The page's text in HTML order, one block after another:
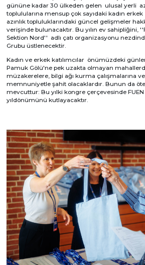
gününe kadar 30 ülkeden gelen ulusal yerli
toplulularına mensup çok sayıdaki kadın
azınlık topluluklarındaki güncel gelişmeler
verişinde bulunacaktır. Bu yılın ev sahipliğini,
Sektion Nord'' adlı çatı organizasyonu
Grubu üstlenecektir.
Kadın ve erkek katılımcılar önümüzdeki
Pamuk Gölü'ne pek uzakta olmayan
müzakerelere, bilgi ağı kurma çalışmalarına
memnuniyetle şahit olacaklardır. Bunun da
mevcuttur: Bu yılki kongre çerçevesinde
yıldönümünü kutlayacaktır.